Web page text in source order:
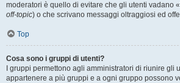
moderatori è quello di evitare che gli utenti vadano
off-topic) o che scrivano messaggi oltraggiosi ed
Top
Cosa sono i gruppi di utenti?
I gruppi permettono agli amministratori di riunire gli
appartenere a più gruppi e a ogni gruppo possono